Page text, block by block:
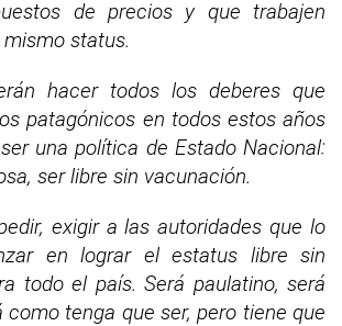
de precios y que trabajen
status.
hacer todos los deberes que
patagónicos en todos estos años
una política de Estado Nacional:
ser libre sin vacunación.
exigir a las autoridades que lo
en lograr el estatus libre sin
todo el país. Será paulatino, será
como tenga que ser, pero tiene que